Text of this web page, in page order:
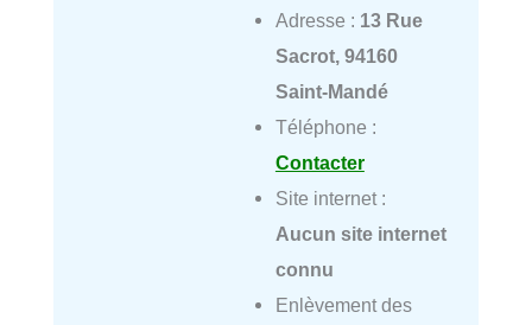
Adresse : 13 Rue
Sacrot, 94160
Saint-Mandé
Téléphone :
Contacter
Site internet :
Aucun site internet
connu
Enlèvement des